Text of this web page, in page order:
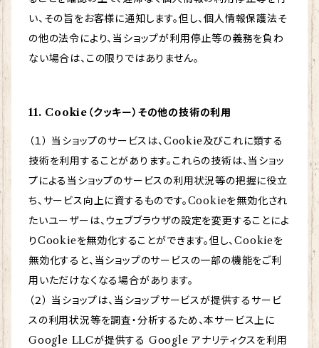
い、その旨をお客様に通知します。但し、個人情報保護法そ
の他の法令により、当ショップが利用停止等の義務を負わ
ない場合は、この限りではありません。
11. Cookie（クッキー）その他の技術の利用
（１） 当ショップのサービスは、Cookie及びこれに類する
技術を利用することがあります。これらの技術は、当ショッ
プによる当ショップのサービスの利用状況等の把握に役立
ち、サービス向上に資するものです。Cookieを無効化され
たいユーザーは、ウェブブラウザの設定を変更することによ
りCookieを無効化することができます。但し、Cookieを
無効化すると、当ショップのサービスの一部の機能をご利
用いただけなくなる場合があります。
（２） 当ショップは、当ショップサービスが提供するサービ
スの利用状況等を調査・分析するため、本サービス上に
Google LLCが提供する Google アナリティクスを利用